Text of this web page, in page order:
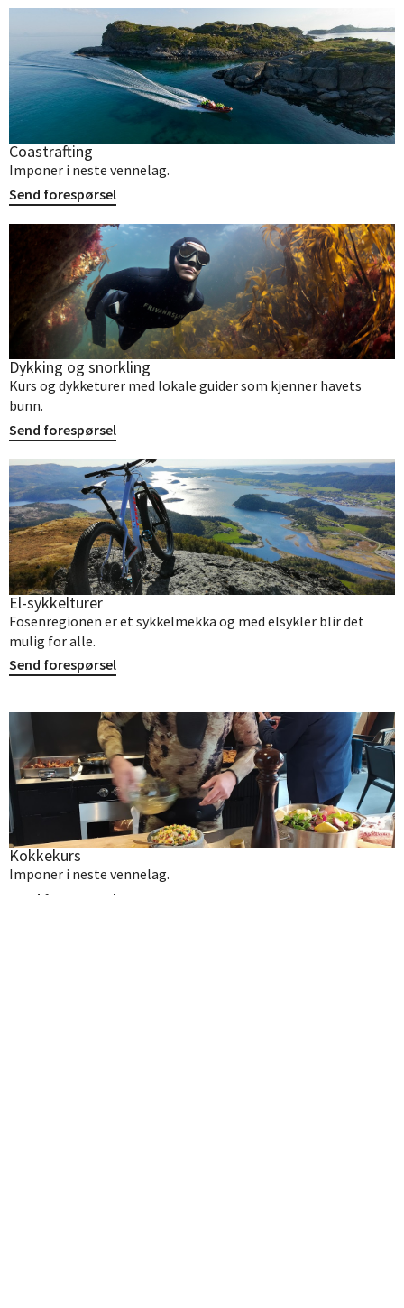
Coastrafting
Imponer i neste vennelag.
Send forespørsel
Dykking og snorkling
Kurs og dykketurer med lokale guider som kjenner havets
bunn.
Send forespørsel
El-sykkelturer
Fosenregionen er et sykkelmekka og med elsykler blir det
mulig for alle.
Send forespørsel
Kokkekurs
Imponer i neste vennelag.
Send forespørsel